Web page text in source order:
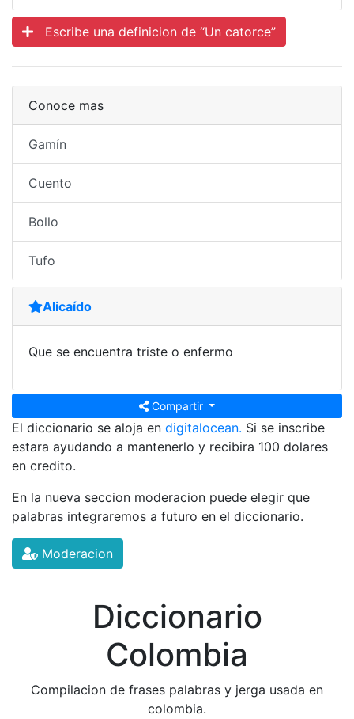
Escribe una definicion de “Un catorce”
Conoce mas
Gamín
Cuento
Bollo
Tufo
Alicaído
Que se encuentra triste o enfermo
Compartir
El diccionario se aloja en digitalocean. Si se inscribe
estara ayudando a mantenerlo y recibira 100 dolares
en credito.
En la nueva seccion moderacion puede elegir que
palabras integraremos a futuro en el diccionario.
Moderacion
Diccionario
Colombia
Compilacion de frases palabras y jerga usada en
colombia.